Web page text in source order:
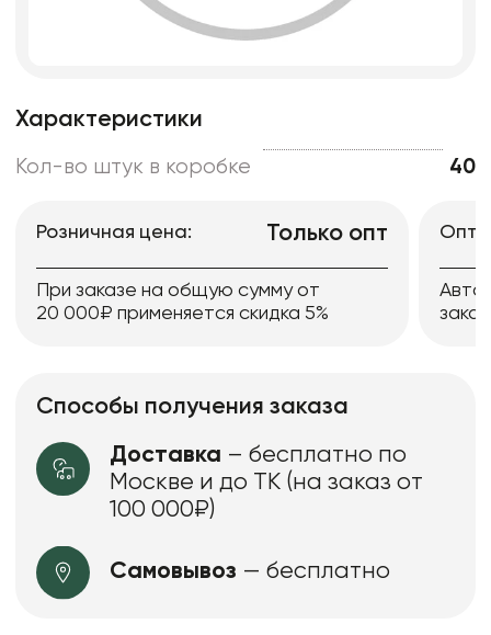
Характеристики
Кол-во штук в коробке 40
Розничная цена: Только опт
При заказе на общую сумму от
20 000₽ применяется скидка 5%
Способы получения заказа
Доставка – бесплатно по
Москве и до ТК (на заказ от
100 000₽)
Самовывоз — бесплатно